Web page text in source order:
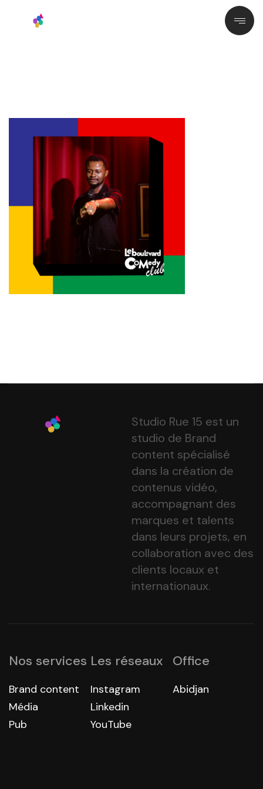
Studio Rue 15 est un
studio de Brand
content spécialisé
dans la création de
contenus vidéo,
accompagnant des
marques et talents
dans leurs projets, en
collaboration avec des
clients locaux et
internationaux.
Nos services
Brand content
Média
Pub
Les réseaux
Instagram
Linkedin
YouTube
Office
Abidjan